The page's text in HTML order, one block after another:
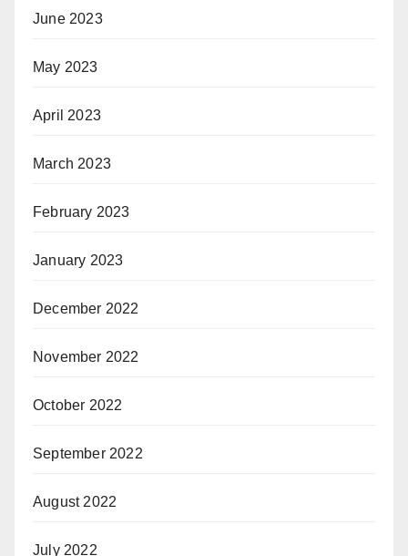
June 2023
May 2023
April 2023
March 2023
February 2023
January 2023
December 2022
November 2022
October 2022
September 2022
August 2022
July 2022